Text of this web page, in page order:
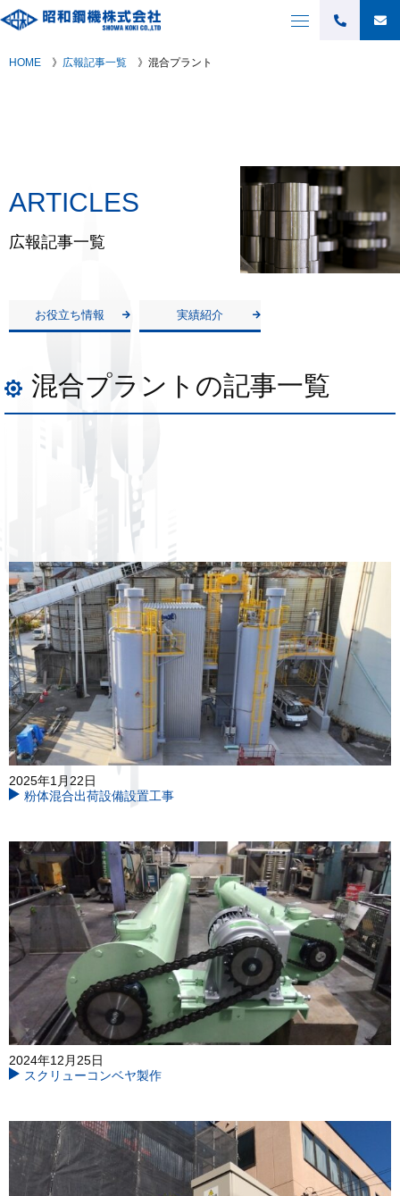
混合プラント
HOME 》 広報記事一覧 》 混合プラント
ARTICLES
広報記事一覧
お役立ち情報 実績紹介
混合プラントの記事一覧
2025年1月22日
粉体混合出荷設備設置工事
2024年12月25日
スクリューコンベヤ製作